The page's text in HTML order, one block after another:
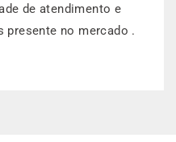
de atendimento e
presente no mercado .